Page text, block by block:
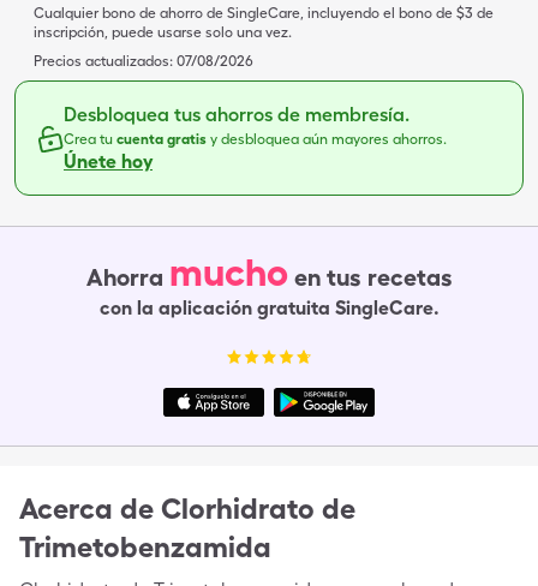
Cualquier bono de ahorro de SingleCare, incluyendo el bono de $3 de
inscripción, puede usarse solo una vez.
Precios actualizados: 07/08/2026
Desbloquea tus ahorros de membresía.
Crea tu cuenta gratis y desbloquea aún mayores ahorros.
Únete hoy
Ahorra mucho en tus recetas
con la aplicación gratuita SingleCare.
Acerca de Clorhidrato de
Trimetobenzamida